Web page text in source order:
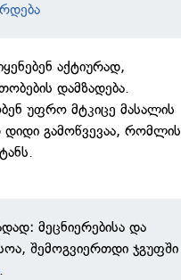
აქტიურად,
დამზადება.
უფრო მტკიცე მასალის
დიდი გამოწვევაა, რომლის
მეცნიერებისა და
შემოგვიერთდი ჯგუფში
.